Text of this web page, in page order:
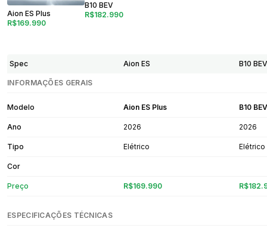
Aion ES Plus
R$169.990
B10 BEV
R$182.990
Spec Aion ES B10
INFORMAÇÕES GERAIS
Modelo Aion ES Plus B10
Ano 2026 2026
Tipo Elétrico Elétrico
Cor
Preço R$169.990
ESPECIFICAÇÕES TÉCNICAS